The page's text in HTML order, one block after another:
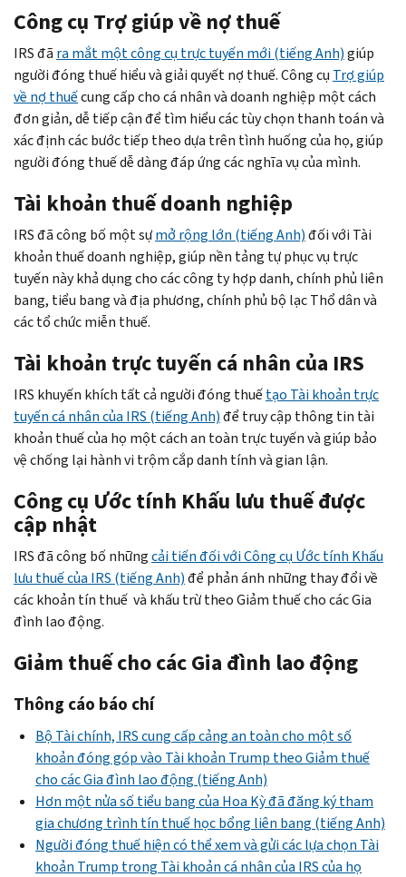
Công cụ Trợ giúp về nợ thuế
IRS đã ra mắt một công cụ trực tuyến mới (tiếng Anh)giúp
người đóng thuế hiểu và giải quyết nợ thuế. Công cụ Trợ giúp
về nợ thuếcung cấp cho cá nhân và doanh nghiệp một cách
đơn giản, dễ tiếp cận để tìm hiểu các tùy chọn thanh toán và
xác định các bước tiếp theo dựa trên tình huống của họ, giúp
người đóng thuế dễ dàng đáp ứng các nghĩa vụ của mình.
Tài khoản thuế doanh nghiệp
IRS đã công bố một sựmở rộng lớn (tiếng Anh)đối với Tài
khoản thuế doanh nghiệp, giúp nền tảng tự phục vụ trực
tuyến này khả dụng cho các công ty hợp danh, chính phủ liên
bang, tiểu bang và địa phương, chính phủ bộ lạc Thổ dân và
các tổ chức miễn thuế.
Tài khoản trực tuyến cá nhân của IRS
IRS khuyến khích tất cả người đóng thuếtạo Tài khoản trực
tuyến cá nhân của IRS (tiếng Anh)để truy cập thông tin tài
khoản thuế của họ một cách an toàn trực tuyến và giúp bảo
vệ chống lại hành vi trộm cắp danh tính và gian lận.
Công cụ Ước tính Khấu lưu thuế được
cập nhật
IRS đã công bố nhữngcải tiến đối với Công cụ Ước tính Khấu
lưu thuế của IRS (tiếng Anh)để phản ánh những thay đổi về
các khoản tín thuế và khấu trừ theo Giảm thuế cho các Gia
đình lao động.
Giảm thuế cho các Gia đình lao động
Thông cáo báo chí
Bộ Tài chính, IRS cung cấp cảng an toàn cho một số
khoản đóng góp vào Tài khoản Trump theo Giảm thuế
cho các Gia đình lao động (tiếng Anh)
Hơn một nửa số tiểu bang của Hoa Kỳ đã đăng ký tham
gia chương trình tín thuế học bổng liên bang (tiếng Anh)
Người đóng thuế hiện có thể xem và gửi các lựa chọn Tài
khoản Trump trong Tài khoản cá nhân của IRS của họ